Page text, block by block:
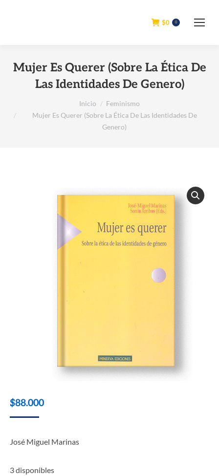
$0 0
Mujer Es Querer (Sobre La Ética De
Las Identidades De Genero)
Inicio
Feminismo
Mujer Es Querer (Sobre La Ética De Las Identidades De
Genero)
$88.000
José Miguel Marinas
3 disponibles